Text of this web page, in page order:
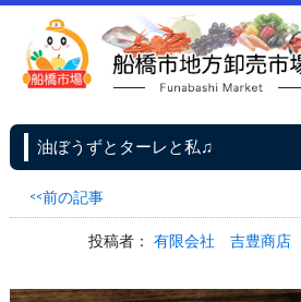
油ぼうずとターレと私♫
<<前の記事
投稿者：有限会社 吉豊商店